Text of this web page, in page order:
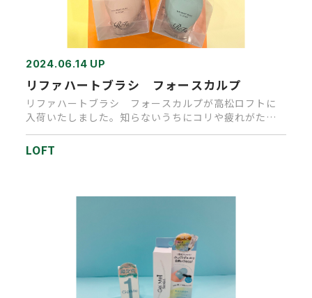
2024.06.14 UP
リファハートブラシ フォースカルプ
リファハートブラシ フォースカルプが高松ロフトに
入荷いたしました。知らないうちにコリや疲れがたま
LOFT